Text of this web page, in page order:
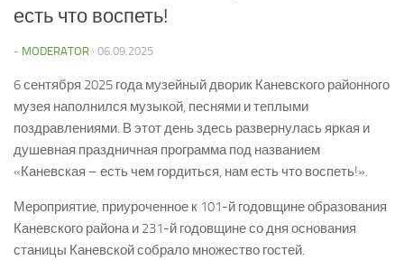
есть что воспеть!
- MODERATOR · 06.09.2025
6 сентября 2025 года музейный дворик Каневского районного
музея наполнился музыкой, песнями и теплыми
поздравлениями. В этот день здесь развернулась яркая и
душевная праздничная программа под названием
«Каневская – есть чем гордиться, нам есть что воспеть!».
Мероприятие, приуроченное к 101-й годовщине образования
Каневского района и 231-й годовщине со дня основания
станицы Каневской собрало множество гостей.